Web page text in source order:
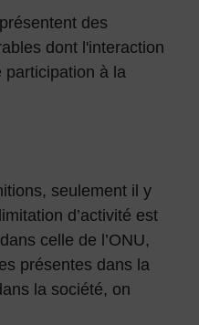
des
dont l'interaction
participation à la
seulement il y
d’activité est
celle de l’ONU,
présentes dans la
la société, on